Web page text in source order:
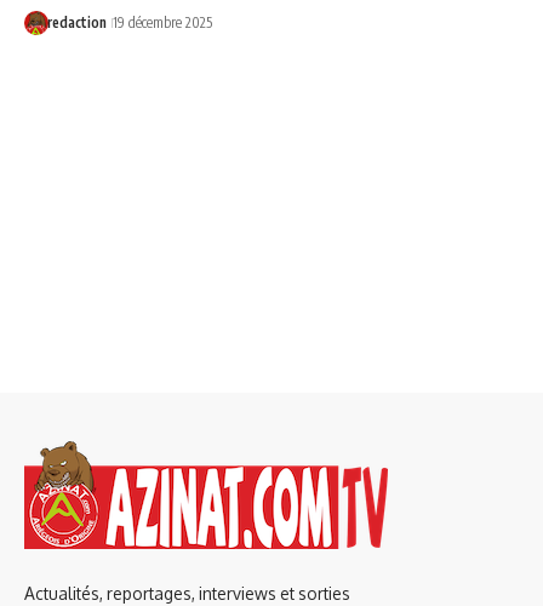
redaction 19 décembre 2025
Actualités, reportages, interviews et sorties